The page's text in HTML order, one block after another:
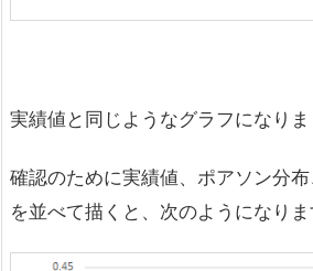
実績値と同じようなグラフになりま
確認のために実績値、ポアソン分
を並べて描くと、次のようになりま